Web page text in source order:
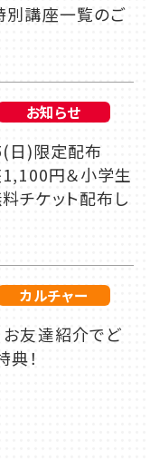
別講座一覧のご
お知らせ
)限定配布
円＆小学生
チケット配布し
カルチャー
お友達紹介でど
！